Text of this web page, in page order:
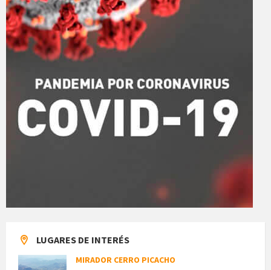
LUGARES DE INTERÉS
MIRADOR CERRO PICACHO